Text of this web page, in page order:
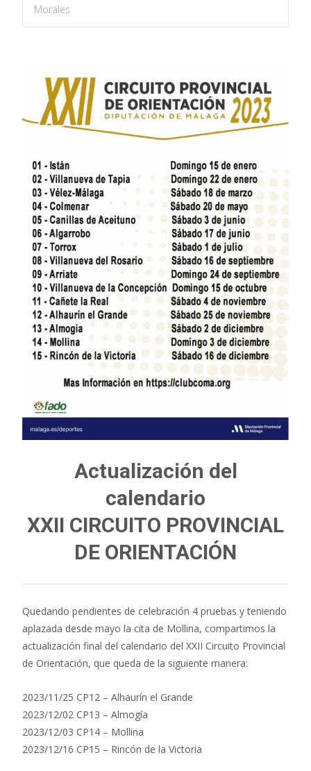
Morales
Actualización del
calendario
XXII CIRCUITO PROVINCIAL
DE ORIENTACIÓN
Quedando pendientes de celebración 4 pruebas y teniendo
aplazada desde mayo la cita de Mollina, compartimos la
actualización final del calendario del XXII Circuito Provincial
de Orientación, que queda de la siguiente manera:
2023/11/25 CP12 – Alhaurín el Grande
2023/12/02 CP13 – Almogía
2023/12/03 CP14 – Mollina
2023/12/16 CP15 – Rincón de la Victoria